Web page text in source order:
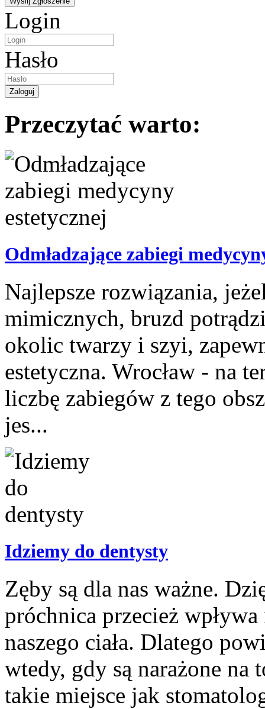
Login
Hasło
Przeczytać warto:
Odmładzające zabiegi
Najlepsze rozwiązania,
mimicznych, bruzd
okolic twarzy i szyi,
estetyczna. Wrocław - na
liczbę zabiegów z tego
jes...
Idziemy do dentysty
Zęby są dla nas ważne.
próchnica przecież wpływa
naszego ciała. Dlatego
wtedy, gdy są narażone na
takie miejsce jak